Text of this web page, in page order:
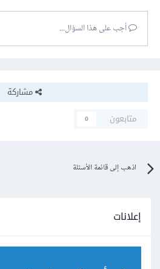
أجب على هذا السؤال...
مشاركة
متابعون
0
اذهب إلى قائمة الأسئلة
إعلانات